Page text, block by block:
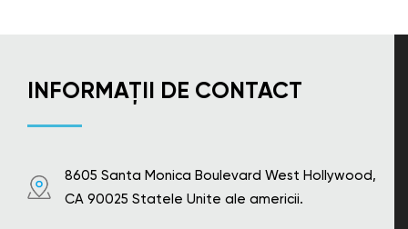
INFORMAȚII DE CONTACT
8605 Santa Monica Boulevard West Hollywood,
CA 90025 Statele Unite ale americii.